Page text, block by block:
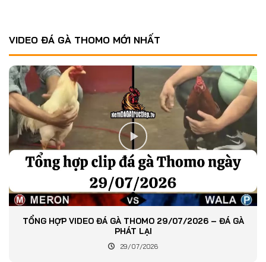
VIDEO ĐÁ GÀ THOMO MỚI NHẤT
TỔNG HỢP VIDEO ĐÁ GÀ THOMO 29/07/2026 – ĐÁ GÀ
PHÁT LẠI
29/07/2026